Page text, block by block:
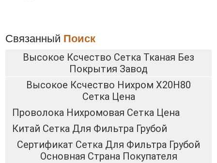
Связанный Поиск
Высокое Ксчество Сетка Тканая Без
Покрытия Завод
Высокое Ксчество Нихром Х20Н80
Сетка Цена
Проволока Нихромовая Сетка Цена
Китай Сетка Для Фильтра Грубой
Сертификат Сетка Для Фильтра Грубой
Основная Страна Покупателя